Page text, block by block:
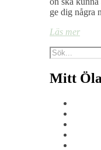
ge dig några
Läs mer
Mitt